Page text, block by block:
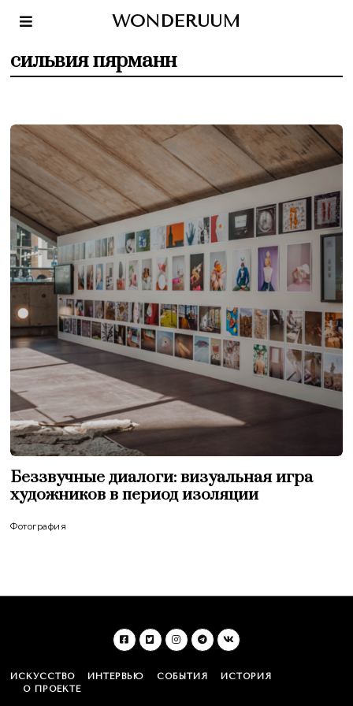
WONDERUUM
сильвия пярманн
Беззвучные диалоги: визуальная игра
художников в период изоляции
Фотография
ИСКУССТВО ИНТЕРВЬЮ СОБЫТИЯ
ИСТОРИЯ
О ПРОЕКТЕ